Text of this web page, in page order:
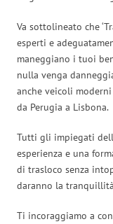
Va sottolineato che
esperti e
maneggiano i tuoi
nulla venga
anche veicoli
da Perugia a Lisbona.
Tutti gli impiegati
esperienza e una
di trasloco senza
daranno la
Ti incoraggiamo a